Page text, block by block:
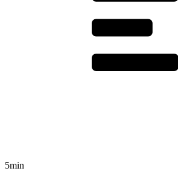
5min